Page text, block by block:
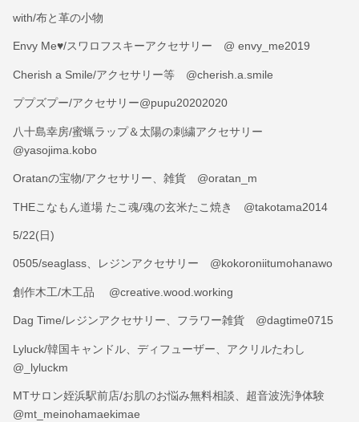
with/布と革の小物
Envy Me♥︎/スワロフスキーアクセサリー @ envy_me2019
Cherish a Smile/アクセサリー等 @cherish.a.smile
ププズプー/アクセサリー@pupu20202020
八十島幸房/蜜蝋ラップ＆太陽の刺繍アクセサリー
@yasojima.kobo
Oratanの宝物/アクセサリー、雑貨 @oratan_m
THEこなもん道場 たこ魂/魂の玄米たこ焼き @takotama2014
5/22(日)
0505/seaglass、レジンアクセサリー @kokoroniitumohanawo
創作木工/木工品 @creative.wood.working
Dag Time/レジンアクセサリー、フラワー雑貨 @dagtime0715
Lyluck/韓国キャンドル、ディフューザー、アクリルたわし
@_lyluckm
MTサロン姪浜駅前店/お肌のお悩み無料相談、超音波洗浄体験
@mt_meinohamaekimae